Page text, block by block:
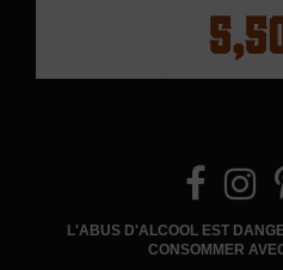
L'ABUS D'ALCOOL EST
CONSOMMER